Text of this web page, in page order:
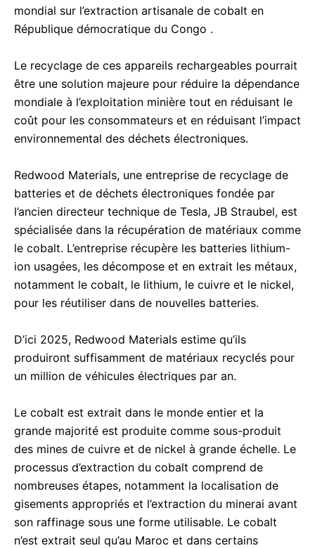
mondial sur l’extraction artisanale de cobalt en
République démocratique du Congo .
Le recyclage de ces appareils rechargeables pourrait
être une solution majeure pour réduire la dépendance
mondiale à l’exploitation minière tout en réduisant le
coût pour les consommateurs et en réduisant l’impact
environnemental des déchets électroniques.
Redwood Materials, une entreprise de recyclage de
batteries et de déchets électroniques fondée par
l’ancien directeur technique de Tesla, JB Straubel, est
spécialisée dans la récupération de matériaux comme
le cobalt. L’entreprise récupère les batteries lithium-
ion usagées, les décompose et en extrait les métaux,
notamment le cobalt, le lithium, le cuivre et le nickel,
pour les réutiliser dans de nouvelles batteries.
D’ici 2025, Redwood Materials estime qu’ils
produiront suffisamment de matériaux recyclés pour
un million de véhicules électriques par an.
Le cobalt est extrait dans le monde entier et la
grande majorité est produite comme sous-produit
des mines de cuivre et de nickel à grande échelle. Le
processus d’extraction du cobalt comprend de
nombreuses étapes, notamment la localisation de
gisements appropriés et l’extraction du minerai avant
son raffinage sous une forme utilisable. Le cobalt
n’est extrait seul qu’au Maroc et dans certains